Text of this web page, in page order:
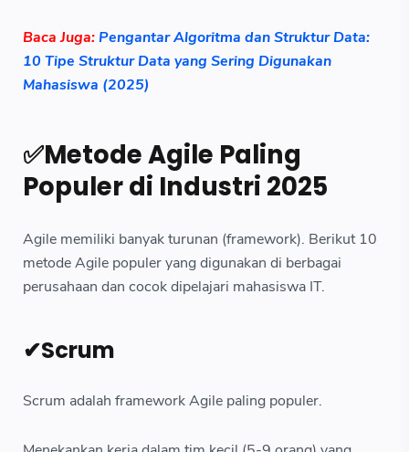
Baca Juga: Pengantar Algoritma dan Struktur Data:
10 Tipe Struktur Data yang Sering Digunakan
Mahasiswa (2025)
✅Metode Agile Paling
Populer di Industri 2025
Agile memiliki banyak turunan (framework). Berikut 10
metode Agile populer yang digunakan di berbagai
perusahaan dan cocok dipelajari mahasiswa IT.
✔Scrum
Scrum adalah framework Agile paling populer.